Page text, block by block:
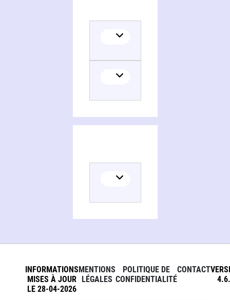
INFORMATIONS
MISES À JOUR
LE 28-04-2026
MENTIONS
LÉGALES
POLITIQUE DE
CONFIDENTIALITÉ
CONTACT